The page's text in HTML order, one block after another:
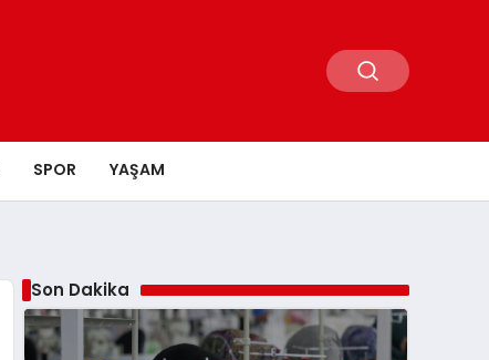
SPOR YAŞAM
Son Dakika